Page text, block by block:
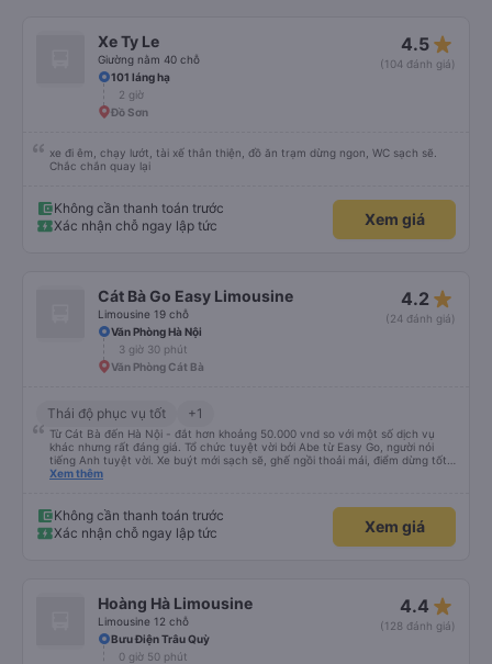
Xe Ty Le
Giường nằm 40 chỗ
4.5 star_rate
(104 đánh giá)
101 láng hạ
2 giờ
Đồ Sơn
xe đi êm, chạy lướt, tài xế thân thiện, đồ ăn trạm dừng ngon, WC sạch sẽ.
Chắc chắn quay lại
Không cần thanh toán trước
Xác nhận chỗ ngay lập tức
Xem giá
Cát Bà Go Easy Limousine
Limousine 19 chỗ
4.2 star_rate
(24 đánh giá)
Văn Phòng Hà Nội
3 giờ 30 phút
Văn Phòng Cát Bà
Thái độ phục vụ tốt +1
Từ Cát Bà đến Hà Nội - đắt hơn khoảng 50.000 vnd so với một số dịch vụ
khác nhưng rất đáng giá. Tổ chức tuyệt vời bởi Abe từ Easy Go, người nói
tiếng Anh tuyệt vời. Xe buýt mới sạch sẽ, ghế ngồi thoải mái, điểm dừng tốt
giữa chặng, tốt hơn nhiều so với nhiều xe buýt mà tôi đã thử cho đến nay.
xuống xe với hành lý của mình, v.v., đi phà chở khách để đến đảo và đổi xe
buýt một lần nữa, v.v. rất khuyến khích.
Xem thêm
Không cần thanh toán trước
Xác nhận chỗ ngay lập tức
Xem giá
Hoàng Hà Limousine
Limousine 12 chỗ
4.4 star_rate
(128 đánh giá)
Bưu Điện Trâu Quỳ
0 giờ 50 phút